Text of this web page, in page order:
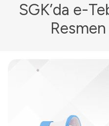
SGK’da e-
Resmen